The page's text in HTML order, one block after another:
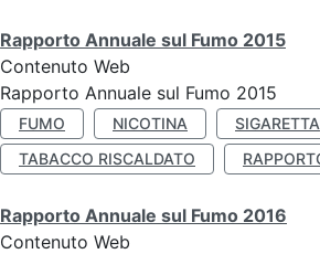
Rapporto Annuale sul Fumo 2015
Contenuto Web
Rapporto Annuale sul Fumo 2015
FUMO NICOTINA SIGARETTA
TABACCO RISCALDATO
Rapporto Annuale sul Fumo 2016
Contenuto Web